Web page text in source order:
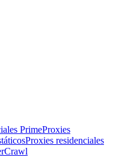
PrimeProxies
Proxies residenciales
Crawl